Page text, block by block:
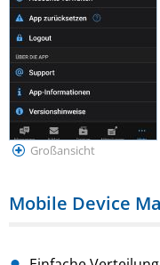
Großansicht
Mobile Device